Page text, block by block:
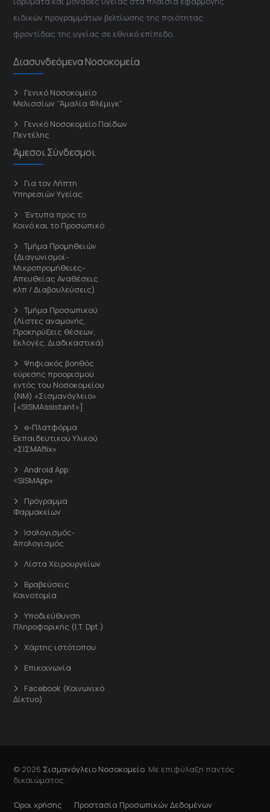
ειδικών προγραμμάτων βελτίωσης της ποιότητας
φροντίδας της υγείας σε εθνικό επίπεδο.
Διασυνδεόμενα Νοσοκομεία
Γενικό Νοσοκομείο
Μελισσίων “Άμαλία Φλέμιγκ”
Γενικό Νοσοκομείο Παίδων
Πεντέλης
Άμεσοι Σύνδεσμοι
Για τον Λήπτη
Υπηρεσιών Υγείας
'Εντυπα προς το
Κοινό και το Προσωπικό
Τμήμα Προμηθειών
(Διαγωνισμοί-
Μικροπρομήθειες-
Απευθείας Αναθέσεις
κλπ / Διαβουλεύσεις)
Τμήμα Προσωπικού
(Λίστες αναμονής,
Προκηρύξεις θέσεων,
Εκλογές, Διαδικαστικά)
Ψηφιακός βοηθός
εύρεσης προορισμού
εντός του Νοσοκομείου
(ΝΜ) «Σισμανόγλειο»
[«SISMAssistant»]
e-Πλατφόρμα
Εκπαιδευτικού Υλικού
«ΣΙΣΜΑflix»
Android App
«SISMApp»
Πρόγραμμα
Φαρμακείων
Ισολογισμός-
Απολογισμός
Λίστα Χειρουργείων
Βραβεύσεις
Καινοτομία
Υποδιεύθυνση
Πληροφορικής (I.T. Dpt.)
Χάρτης ιστότοπου
Επικοινωνία
Facebook (Κοινωνικό
Δίκτυο)
© 2026 Σισμανόγλειο Νοσοκομείο . Με επιφύλαξη παντός
δικαιώματος.
Όροι χρήσης Προστασία Προσωπικών Δεδομένων